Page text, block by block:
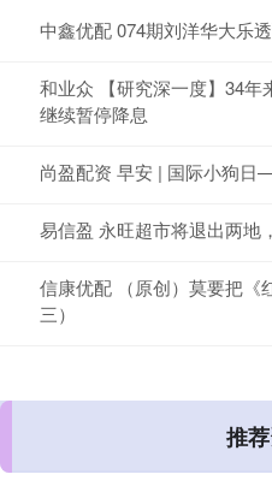
中鑫优配 074期刘洋华大乐
和业众 【研究深一度】34年
继续暂停降息
尚盈配资 早安 | 国际小狗
易信盈 永旺超市将退出两地
信康优配 （原创）莫要把《
三）
推